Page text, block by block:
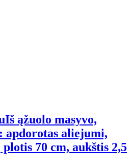
Iš ąžuolo masyvo,
apdorotas aliejumi,
70 cm, aukštis 2,5